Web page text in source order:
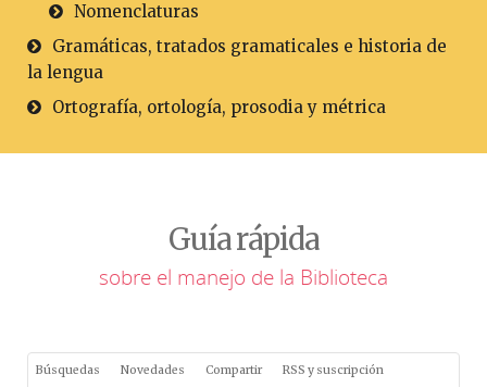
Nomenclaturas
Gramáticas, tratados gramaticales e historia de
la lengua
Ortografía, ortología, prosodia y métrica
Guía rápida
sobre el manejo de la Biblioteca
Búsquedas Novedades Compartir RSS y suscripción